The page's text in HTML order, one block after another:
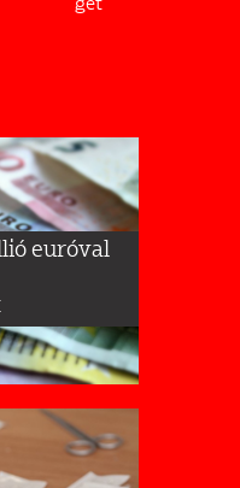
gét
euróval